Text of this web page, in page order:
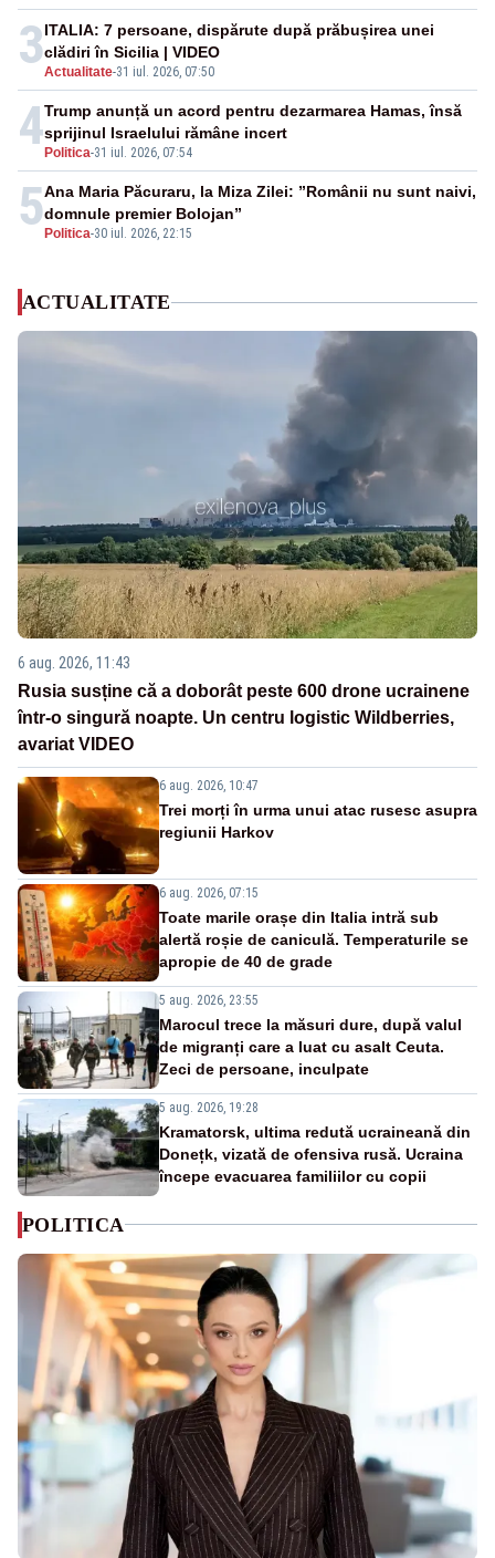
3Actualitate-31 iul. 2026, 07:50
ITALIA: 7 persoane, dispărute după prăbușirea unei
clădiri în Sicilia | VIDEO
4 Politica-31 iul. 2026, 07:54
Trump anunță un acord pentru dezarmarea Hamas, însă
sprijinul Israelului rămâne incert
5 Politica-30 iul. 2026, 22:15
Ana Maria Păcuraru, la Miza Zilei: ”Românii nu sunt naivi,
domnule premier Bolojan”
ACTUALITATE
6 aug. 2026, 11:43
Rusia susține că a doborât peste 600 drone ucrainene
într-o singură noapte. Un centru logistic Wildberries,
avariat VIDEO
6 aug. 2026, 10:47
Trei morți în urma unui atac rusesc asupra
regiunii Harkov
6 aug. 2026, 07:15
Toate marile orașe din Italia intră sub
alertă roșie de caniculă. Temperaturile se
apropie de 40 de grade
5 aug. 2026, 23:55
Marocul trece la măsuri dure, după valul
de migranți care a luat cu asalt Ceuta.
Zeci de persoane, inculpate
5 aug. 2026, 19:28
Kramatorsk, ultima redută ucraineană din
Donețk, vizată de ofensiva rusă. Ucraina
începe evacuarea familiilor cu copii
POLITICA